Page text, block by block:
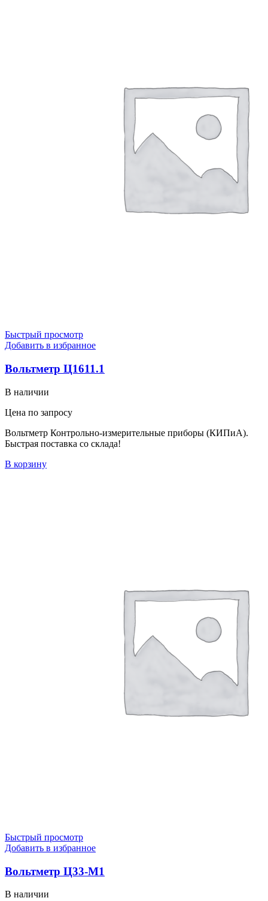
Быстрый просмотр
Добавить в избранное
Вольтметр Ц1611.1
В наличии
Цена по запросу
Вольтметр Контрольно-измерительные приборы (КИПиА).
Быстрая поставка со склада!
В корзину
Быстрый просмотр
Добавить в избранное
Вольтметр Ц33-М1
В наличии